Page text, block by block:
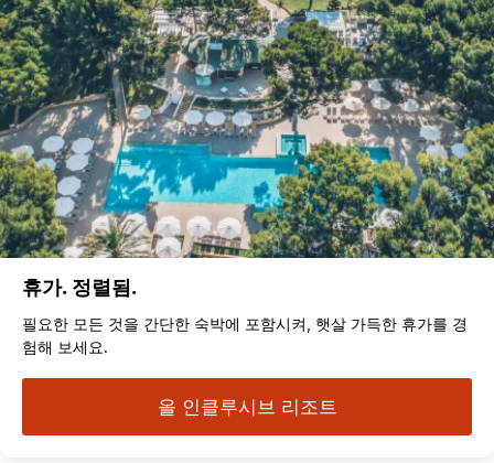
휴가. 정렬됨.
필요한 모든 것을 간단한 숙박에 포함시켜, 햇살 가득한 휴가를 경
험해 보세요.
올 인클루시브 리조트